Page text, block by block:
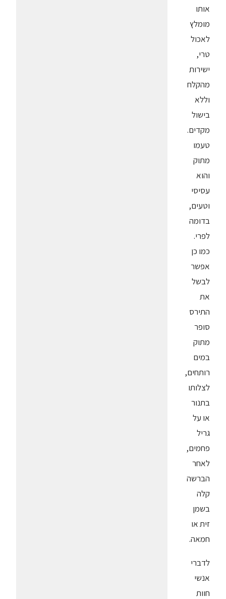
אותו
מומלץ
לאכול
טרי,
ישירות
מהקלח
וללא
בישול
מקדים.
טעמו
מתוק
והוא
עסיסי
וטעים,
בדומה
לפרי.
כמו כן
אפשר
לבשל
את
התירס
סופר
מתוק
במים
רותחים,
לצלותו
בתנור
או על
גריל
פחמים,
לאחר
הברשה
קלה
בשמן
זית או
חמאה.
לדברי
אנשי
חוות